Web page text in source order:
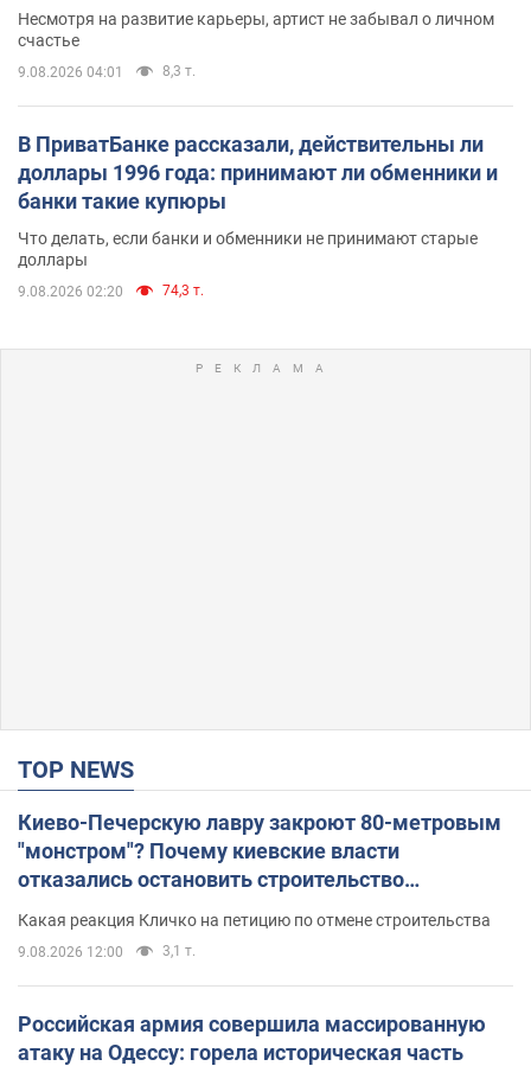
Несмотря на развитие карьеры, артист не забывал о личном
счастье
9.08.2026 04:01 8,3 т.
В ПриватБанке рассказали, действительны ли
доллары 1996 года: принимают ли обменники и
банки такие купюры
Что делать, если банки и обменники не принимают старые
доллары
9.08.2026 02:20 74,3 т.
TOP NEWS
Киево-Печерскую лавру закроют 80-метровым
"монстром"? Почему киевские власти
отказались остановить строительство
Какая реакция Кличко на петицию по отмене строительства
9.08.2026 12:00 3,1 т.
Российская армия совершила массированную
атаку на Одессу: горела историческая часть